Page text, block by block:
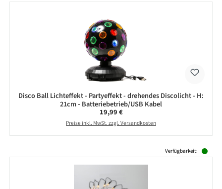
Disco Ball Lichteffekt - Partyeffekt - drehendes Discolicht - H:
21cm - Batteriebetrieb/USB Kabel
Regulärer Preis:
19,99 €
Preise inkl. MwSt. zzgl. Versandkosten
Verfügbarkeit: